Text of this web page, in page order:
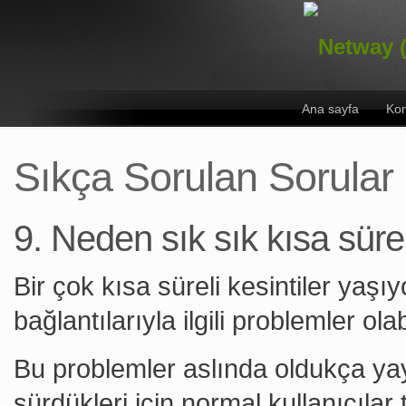
Ana sayfa
Sıkça Sorulan
9. Neden sık sık kısa
Bir çok kısa süreli kesintiler
bağlantılarıyla ilgili problemler
Bu problemler aslında oldukça